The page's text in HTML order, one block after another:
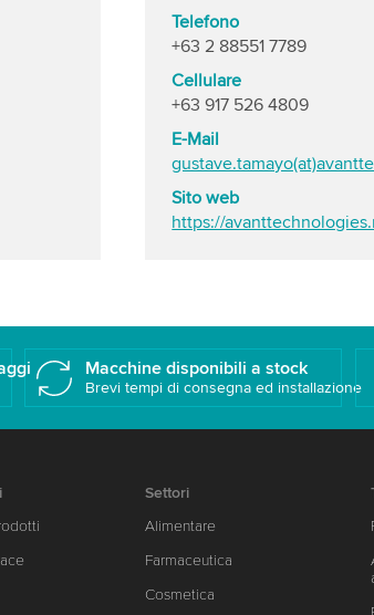
Telefono
+63 2 88551 7789
Cellulare
+63 917 526 4809
E-Mail
Sito web
https://
Macchine disponibili a stock
Brevi tempi di consegna ed installazione
Settori
Alimentare
Farmaceutica
Cosmetica